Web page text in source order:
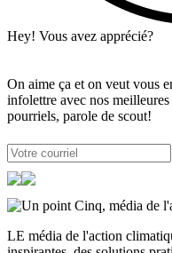
Hey! Vous avez apprécié?
On aime ça et on veut vous
infolettre avec nos
pourriels, parole de scout!
LE média de l'action